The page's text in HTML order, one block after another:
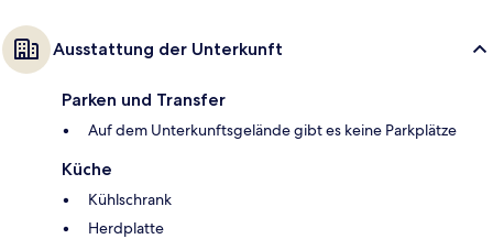
Ausstattung der Unterkunft
Parken und Transfer
Auf dem Unterkunftsgelände gibt es keine Parkplätze
Küche
Kühlschrank
Herdplatte